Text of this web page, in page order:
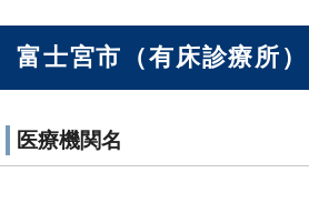
富士宮市（有床診療所）
医療機関名